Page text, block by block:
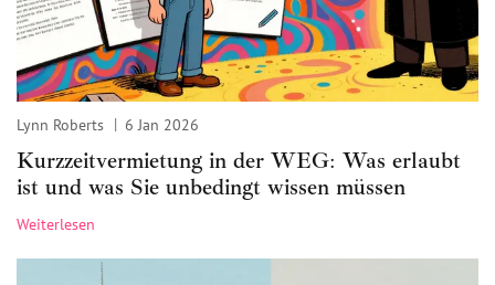
Lynn Roberts 6 Jan 2026
Kurzzeitvermietung in der WEG: Was erlaubt
ist und was Sie unbedingt wissen müssen
Weiterlesen